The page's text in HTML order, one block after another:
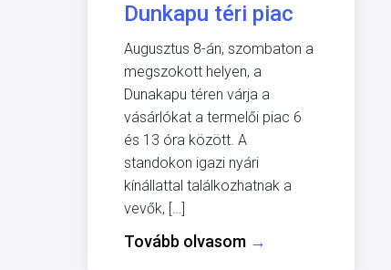
Dunkapu téri piac
Augusztus 8-án, szombaton a
megszokott helyen, a
Dunakapu téren várja a
vásárlókat a termelői piac 6
és 13 óra között. A
standokon igazi nyári
kínállattal találkozhatnak a
vevők, […]
Tovább olvasom →